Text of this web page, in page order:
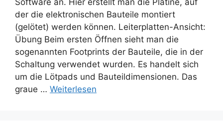
Software an. Hier erstellt man die Platine, auf
der die elektronischen Bauteile montiert
(gelötet) werden können. Leiterplatten-Ansicht:
Übung Beim ersten Öffnen sieht man die
sogenannten Footprints der Bauteile, die in der
Schaltung verwendet wurden. Es handelt sich
um die Lötpads und Bauteildimensionen. Das
graue … Weiterlesen